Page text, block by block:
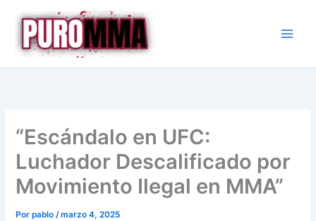
contenido
“Escándalo en UFC:
Luchador Descalificado por
Movimiento Ilegal en MMA”
Porpablo/marzo 4, 2025